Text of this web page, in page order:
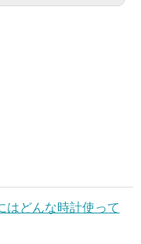
はどんな時計使って